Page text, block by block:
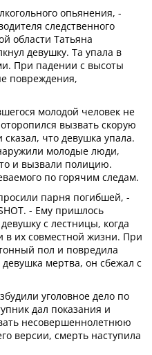
опьянения, -
следственного
области Татьяна
девушку. Та упала в
При падении с высоты
повреждения,
молодой человек не
вызвать скорую
что девушка упала.
молодые люди,
и вызвали полицию.
по горячим следам.
парня погибшей, -
- Ему пришлось
с лестницы, когда
в их совместной жизни. При
пол и повредила
мертва, он сбежал с
уголовное дело по
дал показания и
несовершеннолетнюю
версии, смерть наступила